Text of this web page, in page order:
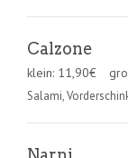
Calzone
klein: 11,90€
Salami,